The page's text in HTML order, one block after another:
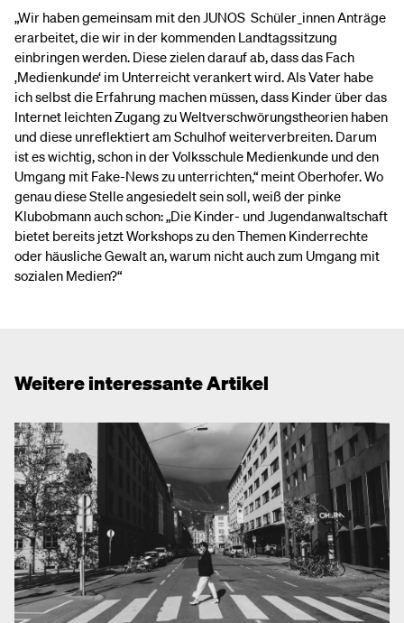
„Wir haben gemeinsam mit den JUNOS Schüler_innen Anträge
erarbeitet, die wir in der kommenden Landtagssitzung
einbringen werden. Diese zielen darauf ab, dass das Fach
‚Medienkunde‘ im Unterreicht verankert wird. Als Vater habe
ich selbst die Erfahrung machen müssen, dass Kinder über das
Internet leichten Zugang zu Weltverschwörungstheorien haben
und diese unreflektiert am Schulhof weiterverbreiten. Darum
ist es wichtig, schon in der Volksschule Medienkunde und den
Umgang mit Fake-News zu unterrichten,“ meint Oberhofer. Wo
genau diese Stelle angesiedelt sein soll, weiß der pinke
Klubobmann auch schon: „Die Kinder- und Jugendanwaltschaft
bietet bereits jetzt Workshops zu den Themen Kinderrechte
oder häusliche Gewalt an, warum nicht auch zum Umgang mit
sozialen Medien?“
Weitere interessante Artikel